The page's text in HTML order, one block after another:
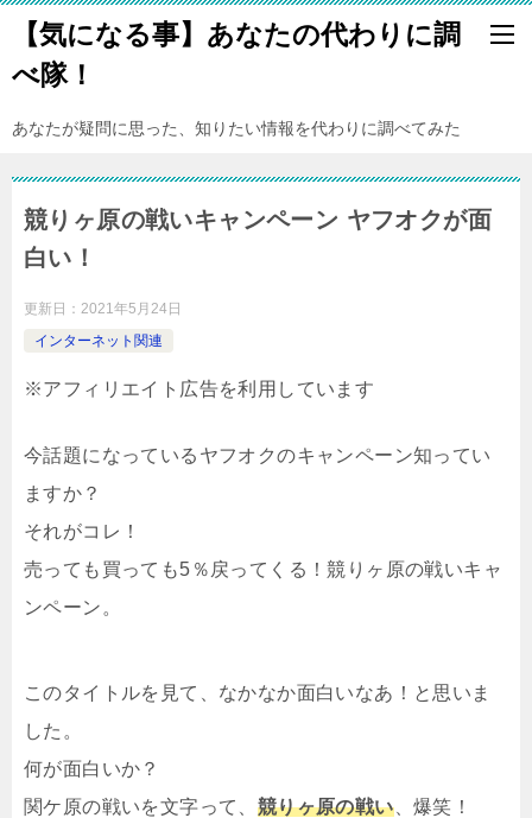
【気になる事】あなたの代わりに調
べ隊！
あなたが疑問に思った、知りたい情報を代わりに調べてみた
競りヶ原の戦いキャンペーン ヤフオクが面
白い！
更新日： 2021年5月24日
インターネット関連
※アフィリエイト広告を利用しています
今話題になっているヤフオクのキャンペーン知ってい
ますか？
それがコレ！
売っても買っても5％戻ってくる！競りヶ原の戦いキャ
ンペーン。
このタイトルを見て、なかなか面白いなあ！と思いま
した。
何が面白いか？
関ケ原の戦いを文字って、 競りヶ原の戦い、爆笑！